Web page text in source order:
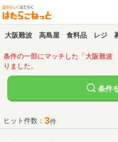
大阪難波 高島屋 食料品 レジ 募
条件の一部にマッチした「大阪難
りました。
条件
ヒット件数： 3件